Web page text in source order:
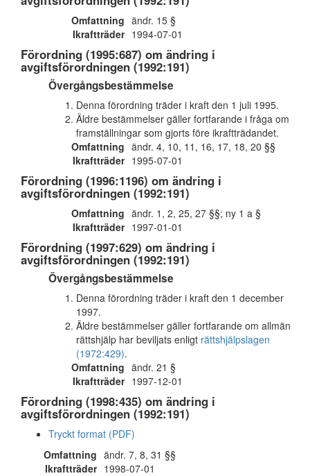
Omfattning ändr. 15 §
Ikraftträder 1994-07-01
Förordning (1995:687) om ändring i
avgiftsförordningen (1992:191)
Övergångsbestämmelse
Denna förordning träder i kraft den 1 juli 1995.
Äldre bestämmelser gäller fortfarande i fråga om
framställningar som gjorts före ikraftträdandet.
Omfattning ändr. 4, 10, 11, 16, 17, 18, 20 §§
Ikraftträder 1995-07-01
Förordning (1996:1196) om ändring i
avgiftsförordningen (1992:191)
Omfattning ändr. 1, 2, 25, 27 §§; ny 1 a §
Ikraftträder 1997-01-01
Förordning (1997:629) om ändring i
avgiftsförordningen (1992:191)
Övergångsbestämmelse
Denna förordning träder i kraft den 1 december
1997.
Äldre bestämmelser gäller fortfarande om allmän
rättshjälp har beviljats enligt rättshjälpslagen
(1972:429).
Omfattning ändr. 21 §
Ikraftträder 1997-12-01
Förordning (1998:435) om ändring i
avgiftsförordningen (1992:191)
Tryckt format (PDF)
Omfattning ändr. 7, 8, 31 §§
Ikraftträder 1998-07-01